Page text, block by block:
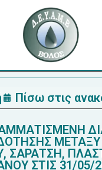
Πίσω στις
ΣΑΡΑΤΣΗ,
ΣΤΙΣ 31/05/